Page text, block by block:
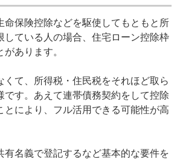
命保険控除などを駆使してもともと所
している人の場合、住宅ローン控除枠
あります。
くて、所得税・住民税をそれほど取ら
です。あえて連帯債務契約をして控除
とにより、フル活用できる可能性が高
有名義で登記するなど基本的な要件を